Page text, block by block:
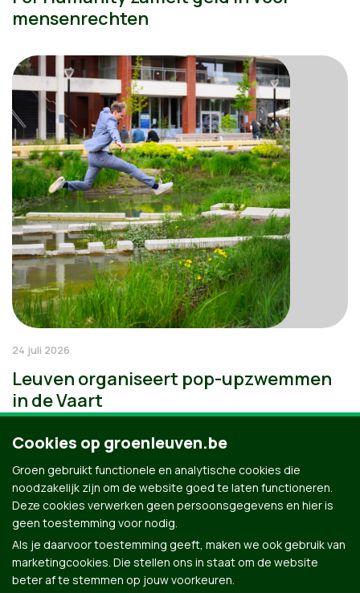
mensenrechten
24 juli 2026
Leuven organiseert pop-upzwemmen
in de Vaart
Cookies op groenleuven.be
Groen gebruikt functionele en analytische cookies die
noodzakelijk zijn om de website goed te laten functioneren.
Deze cookies verwerken geen persoonsgegevens en hier is
geen toestemming voor nodig.
Als je daarvoor toestemming geeft, maken we ook gebruik van
marketingcookies. Die stellen ons in staat om de website
beter af te stemmen op jouw voorkeuren.